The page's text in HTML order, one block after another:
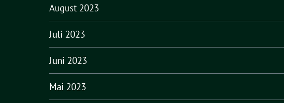
August 2023
Juli 2023
Juni 2023
Mai 2023